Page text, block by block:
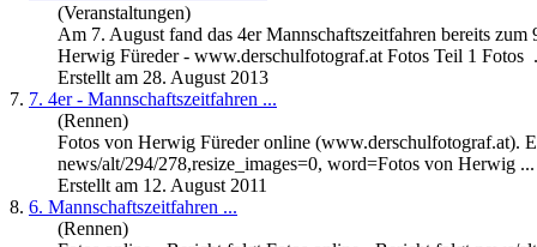
(Veranstaltungen)
Am 7. August fand das 4erMannschaftszeitfahren bereits zum
Herwig Füreder - www.derschulfotograf.at Fotos Teil 1 Fotos
Erstellt am 28. August 2013
7. 7. 4er - Mannschaftszeitfahren ...
(Rennen)
Fotos von Herwig Füreder online (www.derschulfotograf.at).
news/alt/294/278,resize_images=0, word=Fotos von Herwig ...
Erstellt am 12. August 2011
8. 6. Mannschaftszeitfahren ...
(Rennen)